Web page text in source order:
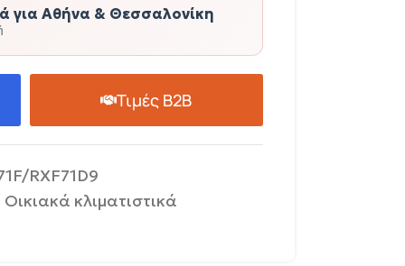
για Αθήνα & Θεσσαλονίκη
Τιμές B2B
RXF71D9
Οικιακά κλιματιστικά